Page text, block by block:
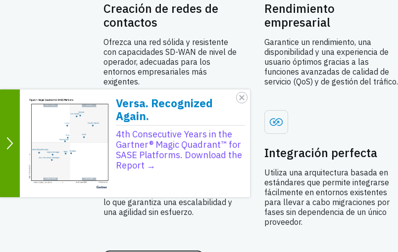
Creación de redes de
contactos
Ofrezca una red sólida y resistente
con capacidades SD-WAN de nivel de
operador, adecuadas para los
entornos empresariales más
exigentes.
Rendimiento
empresarial
Garantice un rendimiento, una
disponibilidad y una experiencia de
usuario óptimos gracias a las
funciones avanzadas de calidad de
servicio (QoS) y de gestión del tráfico.
Arquitectura escalable
Ofrece multitenencia,
aprovisionamiento automático y
lo que garantiza una escalabilidad y
una agilidad sin esfuerzo.
Integración perfecta
Utiliza una arquitectura basada en
estándares que permite integrarse
fácilmente en entornos existentes
para llevar a cabo migraciones por
fases sin dependencia de un único
proveedor.
Versa. Recognized
Again.
4th Consecutive Years in the
Gartner® Magic Quadrant™ for
SASE Platforms. Download the
Report →